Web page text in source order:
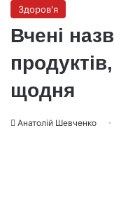
Здоров'я
Вчені
щодня
Анатолій Шевченко